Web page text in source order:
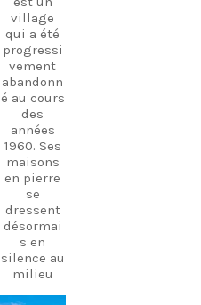
village
qui a été
progressi
vement
abandonn
é au cours
des
années
1960. Ses
maisons
en pierre
se
dressent
désormai
s en
silence au
milieu